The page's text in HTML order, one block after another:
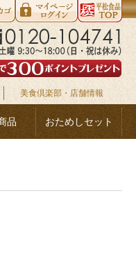
美食倶楽部・店舗情報
品 おためしセット